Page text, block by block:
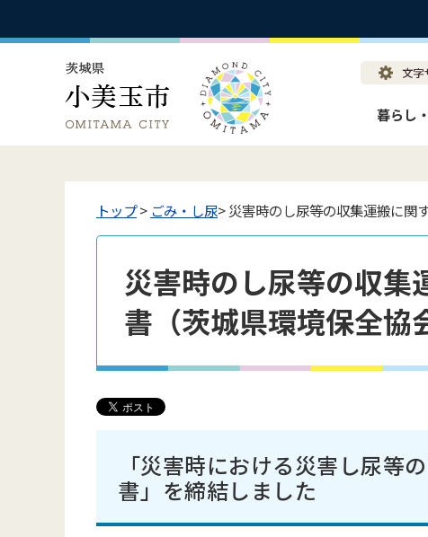
暮らし
トップ> ごみ・し尿> 災害時のし尿等の収集運搬に関
災害時のし尿等の収集
書（茨城県環境保全協
「災害時における災害し尿等
書」を締結しました